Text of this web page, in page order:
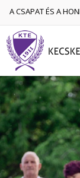
A CSAPAT ÉS A